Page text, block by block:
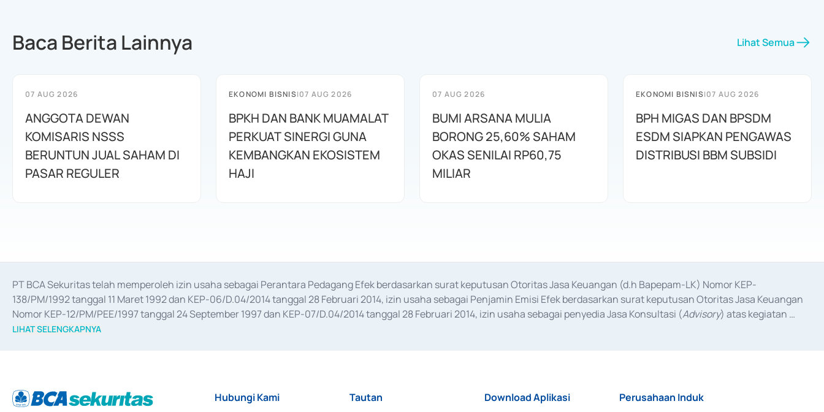
Baca Berita Lainnya Lihat Semua
07 AUG 2026
ANGGOTA DEWAN
KOMISARIS NSSS
BERUNTUN JUAL SAHAM DI
PASAR REGULER
EKONOMI BISNIS|07 AUG 2026
BPKH DAN BANK MUAMALAT
PERKUAT SINERGI GUNA
KEMBANGKAN EKOSISTEM
HAJI
07 AUG 2026
BUMI ARSANA MULIA
BORONG 25,60% SAHAM
OKAS SENILAI RP60,75
MILIAR
EKONOMI BISNIS|07 AUG 2026
BPH MIGAS DAN BPSDM
ESDM SIAPKAN PENGAWAS
DISTRIBUSI BBM SUBSIDI
PT BCA Sekuritas telah memperoleh izin usaha sebagai Perantara Pedagang Efek berdasarkan surat keputusan Otoritas Jasa Keuangan (d.h Bapepam-LK) Nomor KEP-
138/PM/1992 tanggal 11 Maret 1992 dan KEP-06/D.04/2014 tanggal 28 Februari 2014, izin usaha sebagai Penjamin Emisi Efek berdasarkan surat keputusan Otoritas Jasa Keuangan
Nomor KEP-12/PM/PEE/1997 tanggal 24 September 1997 dan KEP-07/D.04/2014 tanggal 28 Februari 2014, izin usaha sebagai penyedia Jasa Konsultasi (Advisory) atas kegiatan
merger, akuisisi, divestasi, dan
LIHAT SELENGKAPNYA
Hubungi Kami Tautan Download Aplikasi Perusahaan Induk